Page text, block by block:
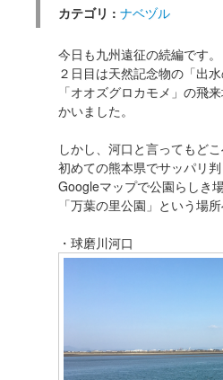
カテゴリ : ナベヅル
今日も九州遠征の続編です。
２日目は天然記念物の「出
「オオズグロカモメ」の飛
かいました。
しかし、河口と言ってもど
初めての熊本県でサッパリ
Googleマップで公園らしき
「万葉の里公園」という場
・球磨川河口